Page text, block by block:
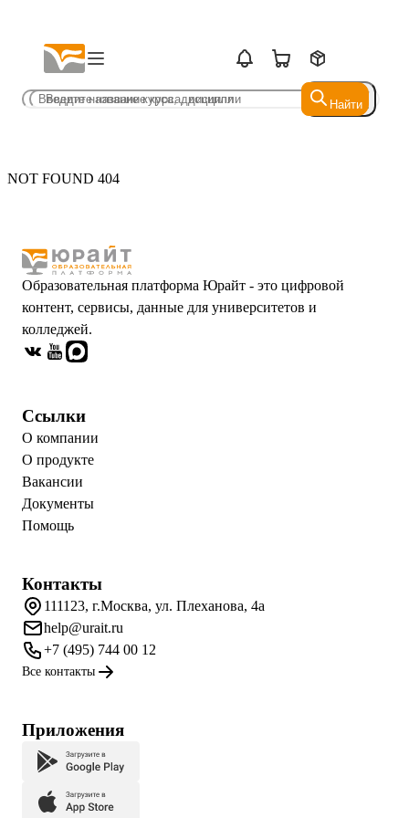
Найти
Найти
NOT FOUND 404
Образовательная платформа Юрайт - это цифровой
контент, сервисы, данные для университетов и
колледжей.
Ссылки
О компании
О продукте
Вакансии
Документы
Помощь
Контакты
111123, г.Москва, ул. Плеханова, 4а
help@urait.ru
+7 (495) 744 00 12
Все контакты
Приложения